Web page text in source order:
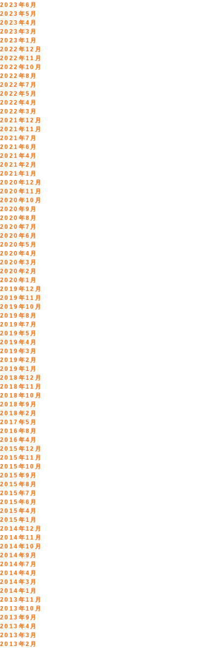
2023年6月
2023年5月
2023年4月
2023年3月
2023年1月
2022年12月
2022年11月
2022年10月
2022年8月
2022年7月
2022年5月
2022年4月
2022年3月
2021年12月
2021年11月
2021年7月
2021年6月
2021年4月
2021年2月
2021年1月
2020年12月
2020年11月
2020年10月
2020年9月
2020年8月
2020年7月
2020年6月
2020年5月
2020年4月
2020年3月
2020年2月
2020年1月
2019年12月
2019年11月
2019年10月
2019年8月
2019年7月
2019年5月
2019年4月
2019年3月
2019年2月
2019年1月
2018年12月
2018年11月
2018年10月
2018年9月
2018年2月
2017年5月
2016年8月
2016年4月
2015年12月
2015年11月
2015年10月
2015年9月
2015年8月
2015年7月
2015年6月
2015年4月
2015年1月
2014年12月
2014年11月
2014年10月
2014年9月
2014年7月
2014年4月
2014年3月
2014年1月
2013年11月
2013年10月
2013年9月
2013年4月
2013年3月
2013年2月